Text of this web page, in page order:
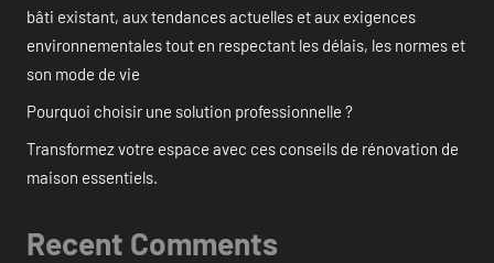
bâti existant, aux tendances actuelles et aux exigences
environnementales tout en respectant les délais, les normes et
son mode de vie
Pourquoi choisir une solution professionnelle ?
Transformez votre espace avec ces conseils de rénovation de
maison essentiels.
Recent Comments